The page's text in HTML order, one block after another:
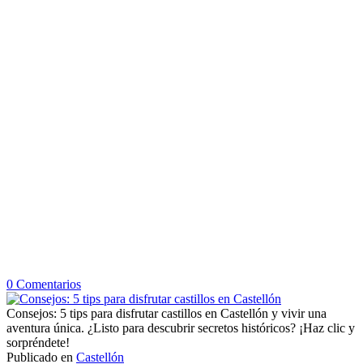
0 Comentariosen
Consejos:
5
tips
disfrutar
Consejos: 5 tips para disfrutar castillos en Castellón y vivir una
aventura única. ¿Listo para descubrir secretos históricos? ¡Haz clic y
sorpréndete!
Publicado en Castellón